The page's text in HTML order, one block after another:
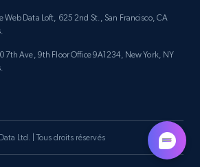
Title, Product description,
175+ Commencer
Web Data Loft, 625 2nd St., San Francisco, CA
7th Ave, 9th Floor Office 9A1234, New York, NY
Ltd. | Tous droits réservés